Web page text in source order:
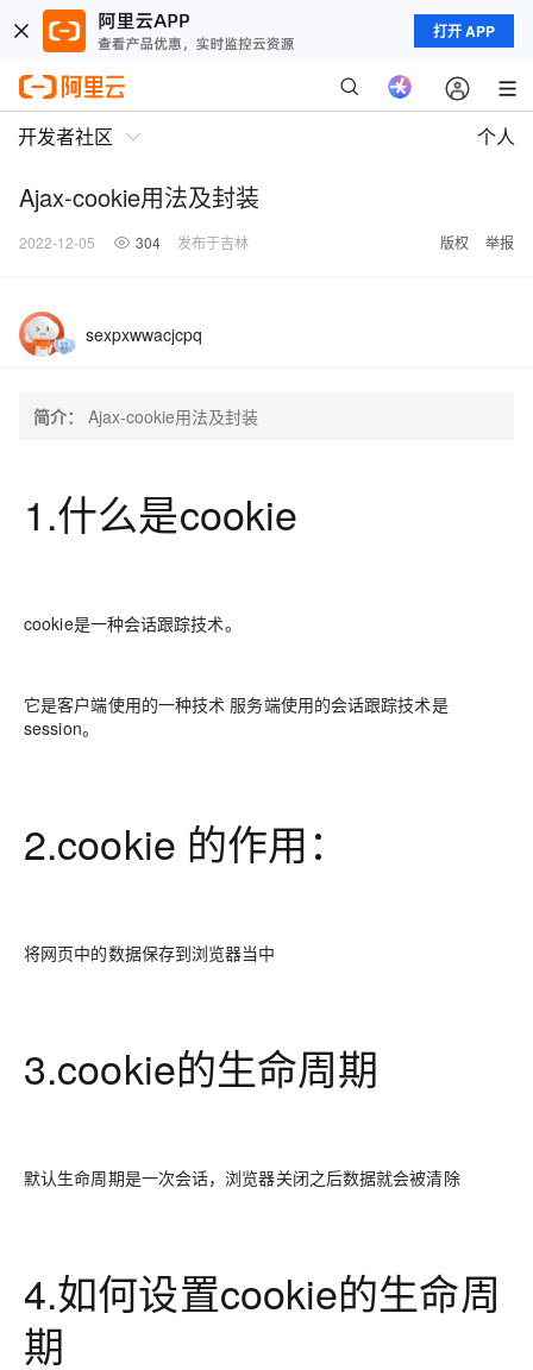
打开 APP
开发者社区 个人
Ajax-cookie用法及封装
2022-12-05 304 发布于吉林 版权 举报
sexpxwwacjcpq
简介： Ajax-cookie用法及封装
1.什么是cookie
cookie是一种会话跟踪技术。
它是客户端使用的一种技术 服务端使用的会话跟踪技术是
session。
2.cookie 的作用：
将网页中的数据保存到浏览器当中
3.cookie的生命周期
默认生命周期是一次会话，浏览器关闭之后数据就会被清除
4.如何设置cookie的生命周
期